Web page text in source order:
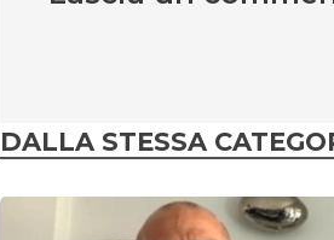
DALLA STESSA